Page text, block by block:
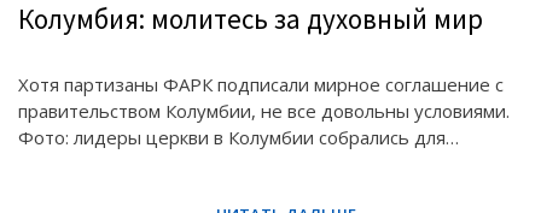
Колумбия: молитесь за духовный мир
Хотя партизаны ФАРК подписали мирное соглашение с
правительством Колумбии, не все довольны условиями.
Фото: лидеры церкви в Колумбии собрались для…